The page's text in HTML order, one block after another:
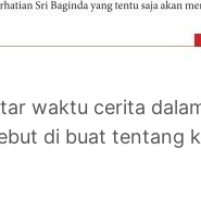
waktu cerita
di buat tentang